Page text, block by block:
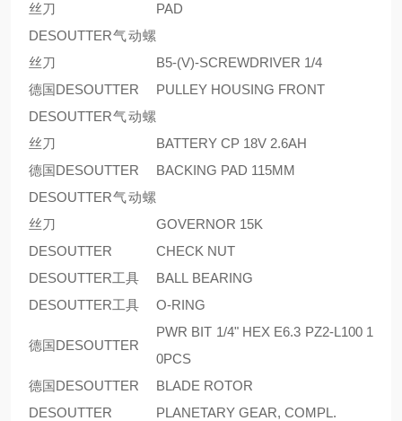
丝刀
PAD
DESOUTTER气动螺
丝刀
B5-(V)-SCREWDRIVER 1/4
德国DESOUTTER
PULLEY HOUSING FRONT
DESOUTTER气动螺
丝刀
BATTERY CP 18V 2.6AH
德国DESOUTTER
BACKING PAD 115MM
DESOUTTER气动螺
丝刀
GOVERNOR 15K
DESOUTTER
CHECK NUT
DESOUTTER工具
BALL BEARING
DESOUTTER工具
O-RING
德国DESOUTTER
PWR BIT 1/4" HEX E6.3 PZ2-L100 1
0PCS
德国DESOUTTER
BLADE ROTOR
DESOUTTER
PLANETARY GEAR, COMPL.